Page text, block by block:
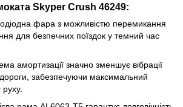
Skyper Crush 46249:
фара з можливістю перемикання
для безпечних поїздок у темний час
амортизації значно зменшує вібрації
дороги, забезпечуючи максимальний